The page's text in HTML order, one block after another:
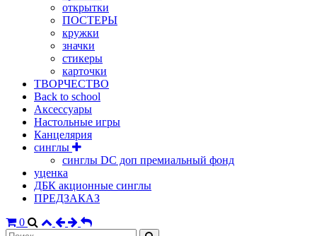
открытки
ПОСТЕРЫ
кружки
значки
стикеры
карточки
ТВОРЧЕСТВО
Back to school
Аксессуары
Настольные игры
Канцелярия
синглы
синглы DC доп премиальный фонд
уценка
ДБК акционные синглы
ПРЕДЗАКАЗ
0